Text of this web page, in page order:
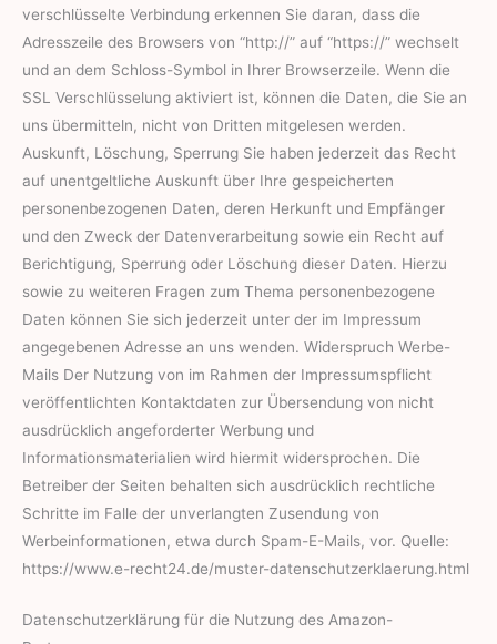
verschlüsselte Verbindung erkennen Sie daran, dass die
Adresszeile des Browsers von “http://” auf “https://” wechselt
und an dem Schloss-Symbol in Ihrer Browserzeile. Wenn die
SSL Verschlüsselung aktiviert ist, können die Daten, die Sie an
uns übermitteln, nicht von Dritten mitgelesen werden.
Auskunft, Löschung, Sperrung Sie haben jederzeit das Recht
auf unentgeltliche Auskunft über Ihre gespeicherten
personenbezogenen Daten, deren Herkunft und Empfänger
und den Zweck der Datenverarbeitung sowie ein Recht auf
Berichtigung, Sperrung oder Löschung dieser Daten. Hierzu
sowie zu weiteren Fragen zum Thema personenbezogene
Daten können Sie sich jederzeit unter der im Impressum
angegebenen Adresse an uns wenden. Widerspruch Werbe-
Mails Der Nutzung von im Rahmen der Impressumspflicht
veröffentlichten Kontaktdaten zur Übersendung von nicht
ausdrücklich angeforderter Werbung und
Informationsmaterialien wird hiermit widersprochen. Die
Betreiber der Seiten behalten sich ausdrücklich rechtliche
Schritte im Falle der unverlangten Zusendung von
Werbeinformationen, etwa durch Spam-E-Mails, vor. Quelle:
https://www.e-recht24.de/muster-datenschutzerklaerung.html
Datenschutzerklärung für die Nutzung des Amazon-